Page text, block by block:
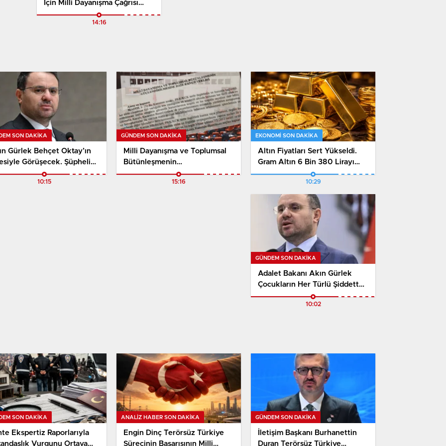
İçin Milli Dayanışma Çağrısı
Yaptı
14:16
SON DAKİKA
Gürlek Behçet Oktay’ın
Görüşecek. Şüpheli
Dosyasında Yeni Süreç
10:15
GÜNDEM SON DAKİKA
Milli Dayanışma ve Toplumsal
Bütünleşmenin
Güçlendirilmesine Dair Kanun
Teklifi TBMM’ye Sunuldu.
15:16
EKONOMI SON DAKİKA
Altın Fiyatları Sert Yükseldi.
Gram Altın 6 Bin 380 Lirayı
Aştı Çeyrek Altın 10 Bin 484
10:29
GÜNDEM SON DAKİKA
Adalet Bakanı Akın Gürlek
Çocukların Her Türlü Şiddetten
Korunması İçin Çalışmaların
Kararlılıkla Süreceğini Açıkladı
10:02
SON DAKİKA
Ekspertiz Raporlarıyla
Vurgunu Ortaya
ANALIZ HABER SON DAKİKA
Engin Dinç Terörsüz Türkiye
Sürecinin Başarısının Milli
GÜNDEM SON DAKİKA
İletişim Başkanı Burhanettin
Duran Terörsüz Türkiye